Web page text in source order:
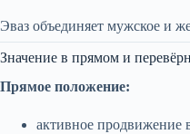
Эваз объединяет мужское и
Значение в прямом и
Прямое положение:
активное продвижение